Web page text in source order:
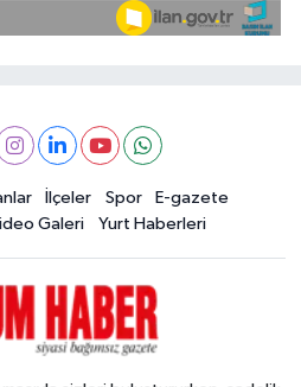
İlçeler Spor
E-gazete
Galeri Yurt Haberleri